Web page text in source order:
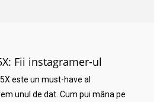
Fii instagramer-ul
este un must-have al
unul de dat. Cum pui mâna pe